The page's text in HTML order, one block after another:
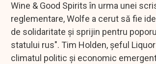
Wine & Good Spirits în urma unei
reglementare, Wolfe a cerut să fie
de solidaritate și sprijin pentru
statului rus". Tim Holden, șeful
climatul politic și economic